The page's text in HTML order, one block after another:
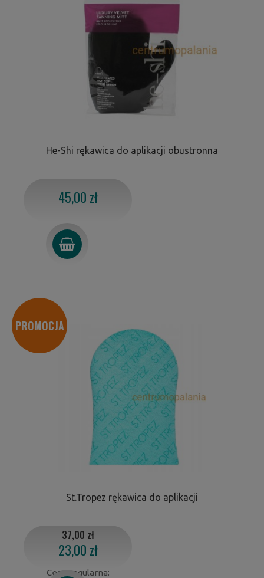
He-Shi rękawica do aplikacji obustronna
45,00 zł
St.Tropez rękawica do aplikacji
23,00 zł
Cena regularna:
37,00 zł
PROMOCJA